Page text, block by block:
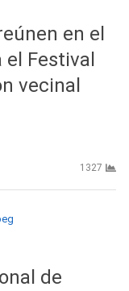
en el
Festival
vecinal
1327
de